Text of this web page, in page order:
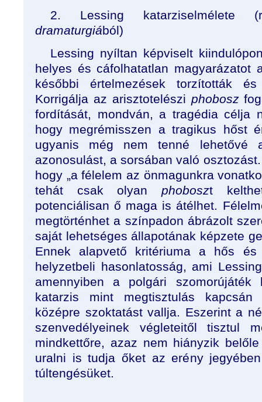
2. Lessing
dramaturgiából)
Lessing nyíltan képviselt
helyes és cáfolhatatlan magyarázatot
későbbi értelmezések torzították
Korrigálja az arisztotelészi phobosz
fordítását, mondván, a tragédia célja
hogy megrémisszen a tragikus hőst
ugyanis még nem tenné lehetővé
azonosulást, a sorsában való
hogy „a félelem az önmagunkra
tehát csak olyanphoboszt
potenciálisan ő maga is átélhet.
megtörténhet a színpadon ábrázolt
saját lehetséges állapotának képzete
Ennek alapvető kritériuma a hős
helyzetbeli hasonlatosság, ami
amennyiben a polgári szomorújáték
katarzis mint megtisztulás
középre szoktatást vallja. Eszerint a
szenvedélyeinek végleteitől tisztul
mindkettőre, azaz nem hiányzik
uralni is tudja őket az erény
túltengésüket.